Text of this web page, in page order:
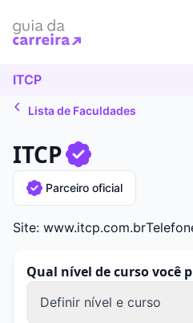
ITCP
Lista de Faculdades
ITCP
Parceiro oficial
Site: www.itcp.com.br
Qual nível de curso você
Definir nível e curso